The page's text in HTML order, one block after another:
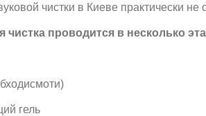
чистки в Киеве практически
чистка проводится в несколько
гель